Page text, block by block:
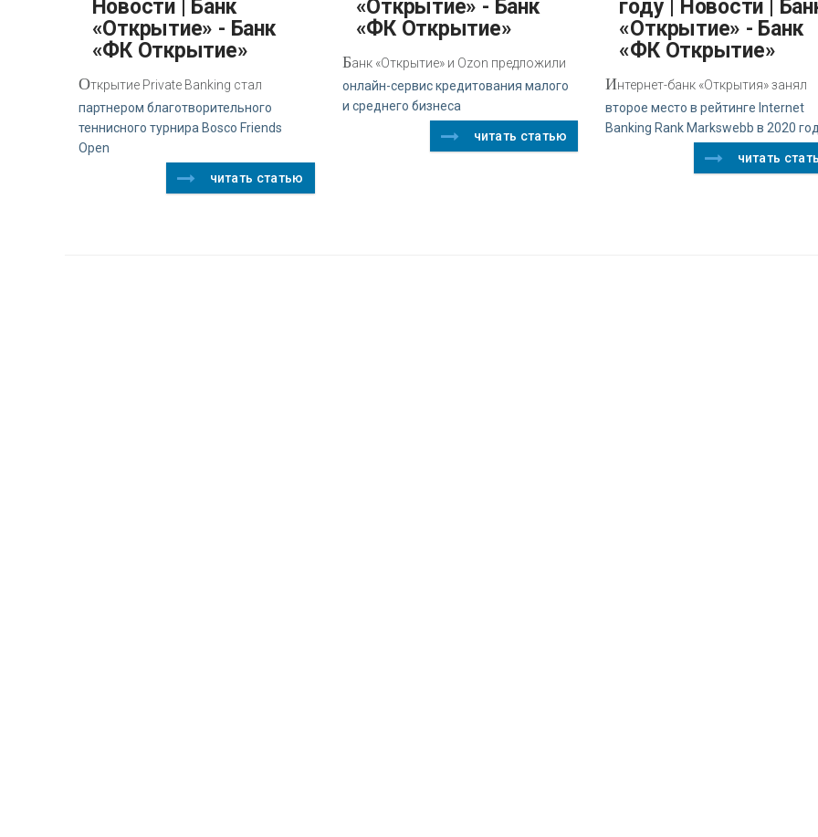
Новости | Банк
«Открытие» - Банк
«ФК Открытие»
Открытие Private Banking стал
партнером благотворительного
теннисного турнира Bosco Friends
Open
читать статью
«Открытие» - Банк
«ФК Открытие»
Банк «Открытие» и Ozon предложили
онлайн-сервис кредитования малого
и среднего бизнеса
читать статью
году | Новости |
«Открытие» - Банк
«ФК Открытие»
Интернет-банк «Открытия» занял
второе место в рейтинге Internet
Banking Rank Markswebb в 2020
читать